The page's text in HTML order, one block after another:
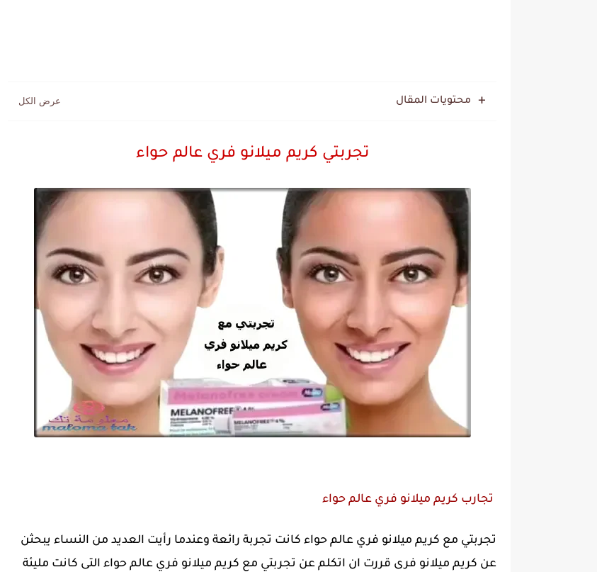
محتويات المقال
تجربتي كريم ميلانو فري عالم حواء
تجارب كريم ميلانو فري عالم حواء
تجربتي مع كريم ميلانو فري عالم حواء كانت تجربة رائعة وعندما رأيت العديد من النساء يبحثن
عن كريم ميلانو فرى قررت ان اتكلم عن تجربتي مع كريم ميلانو فري عالم حواء التى كانت مليئة